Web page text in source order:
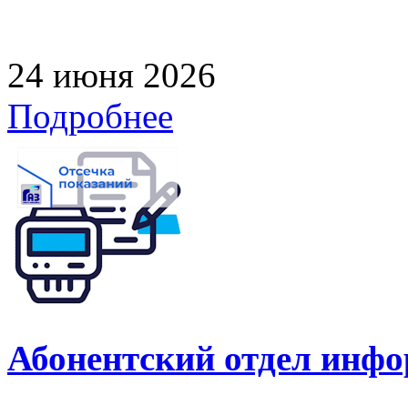
24 июня 2026
Подробнее
Абонентский отдел